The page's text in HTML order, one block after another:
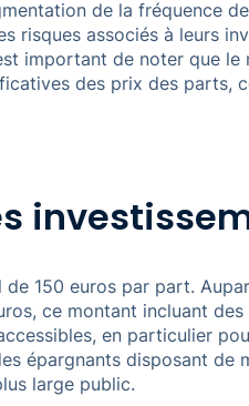
de la fréquence
risques associés à leurs
important de noter que le
des prix des parts,
de 150 euros par part.
ce montant incluant
en particulier
épargnants disposant de
large public.